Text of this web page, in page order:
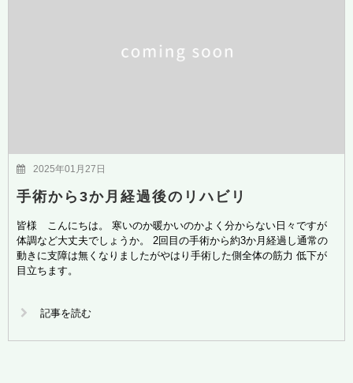
2025年01月27日
手術から3か月経過後のリハビリ
皆様 こんにちは。 寒いのか暖かいのかよく分からない日々ですが
体調など大丈夫でしょうか。 2回目の手術から約3か月経過し通常の
動きに支障は無くなりましたがやはり手術した側全体の筋力 低下が
目立ちます。
記事を読む